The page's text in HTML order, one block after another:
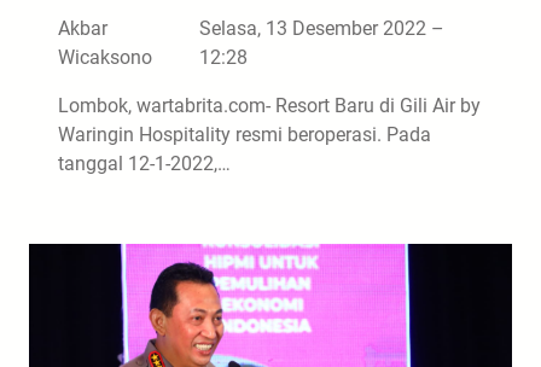
Akbar
Wicaksono
Selasa, 13 Desember 2022 –
12:28
Lombok, wartabrita.com- Resort Baru di Gili Air by
Waringin Hospitality resmi beroperasi. Pada
tanggal 12-1-2022,…